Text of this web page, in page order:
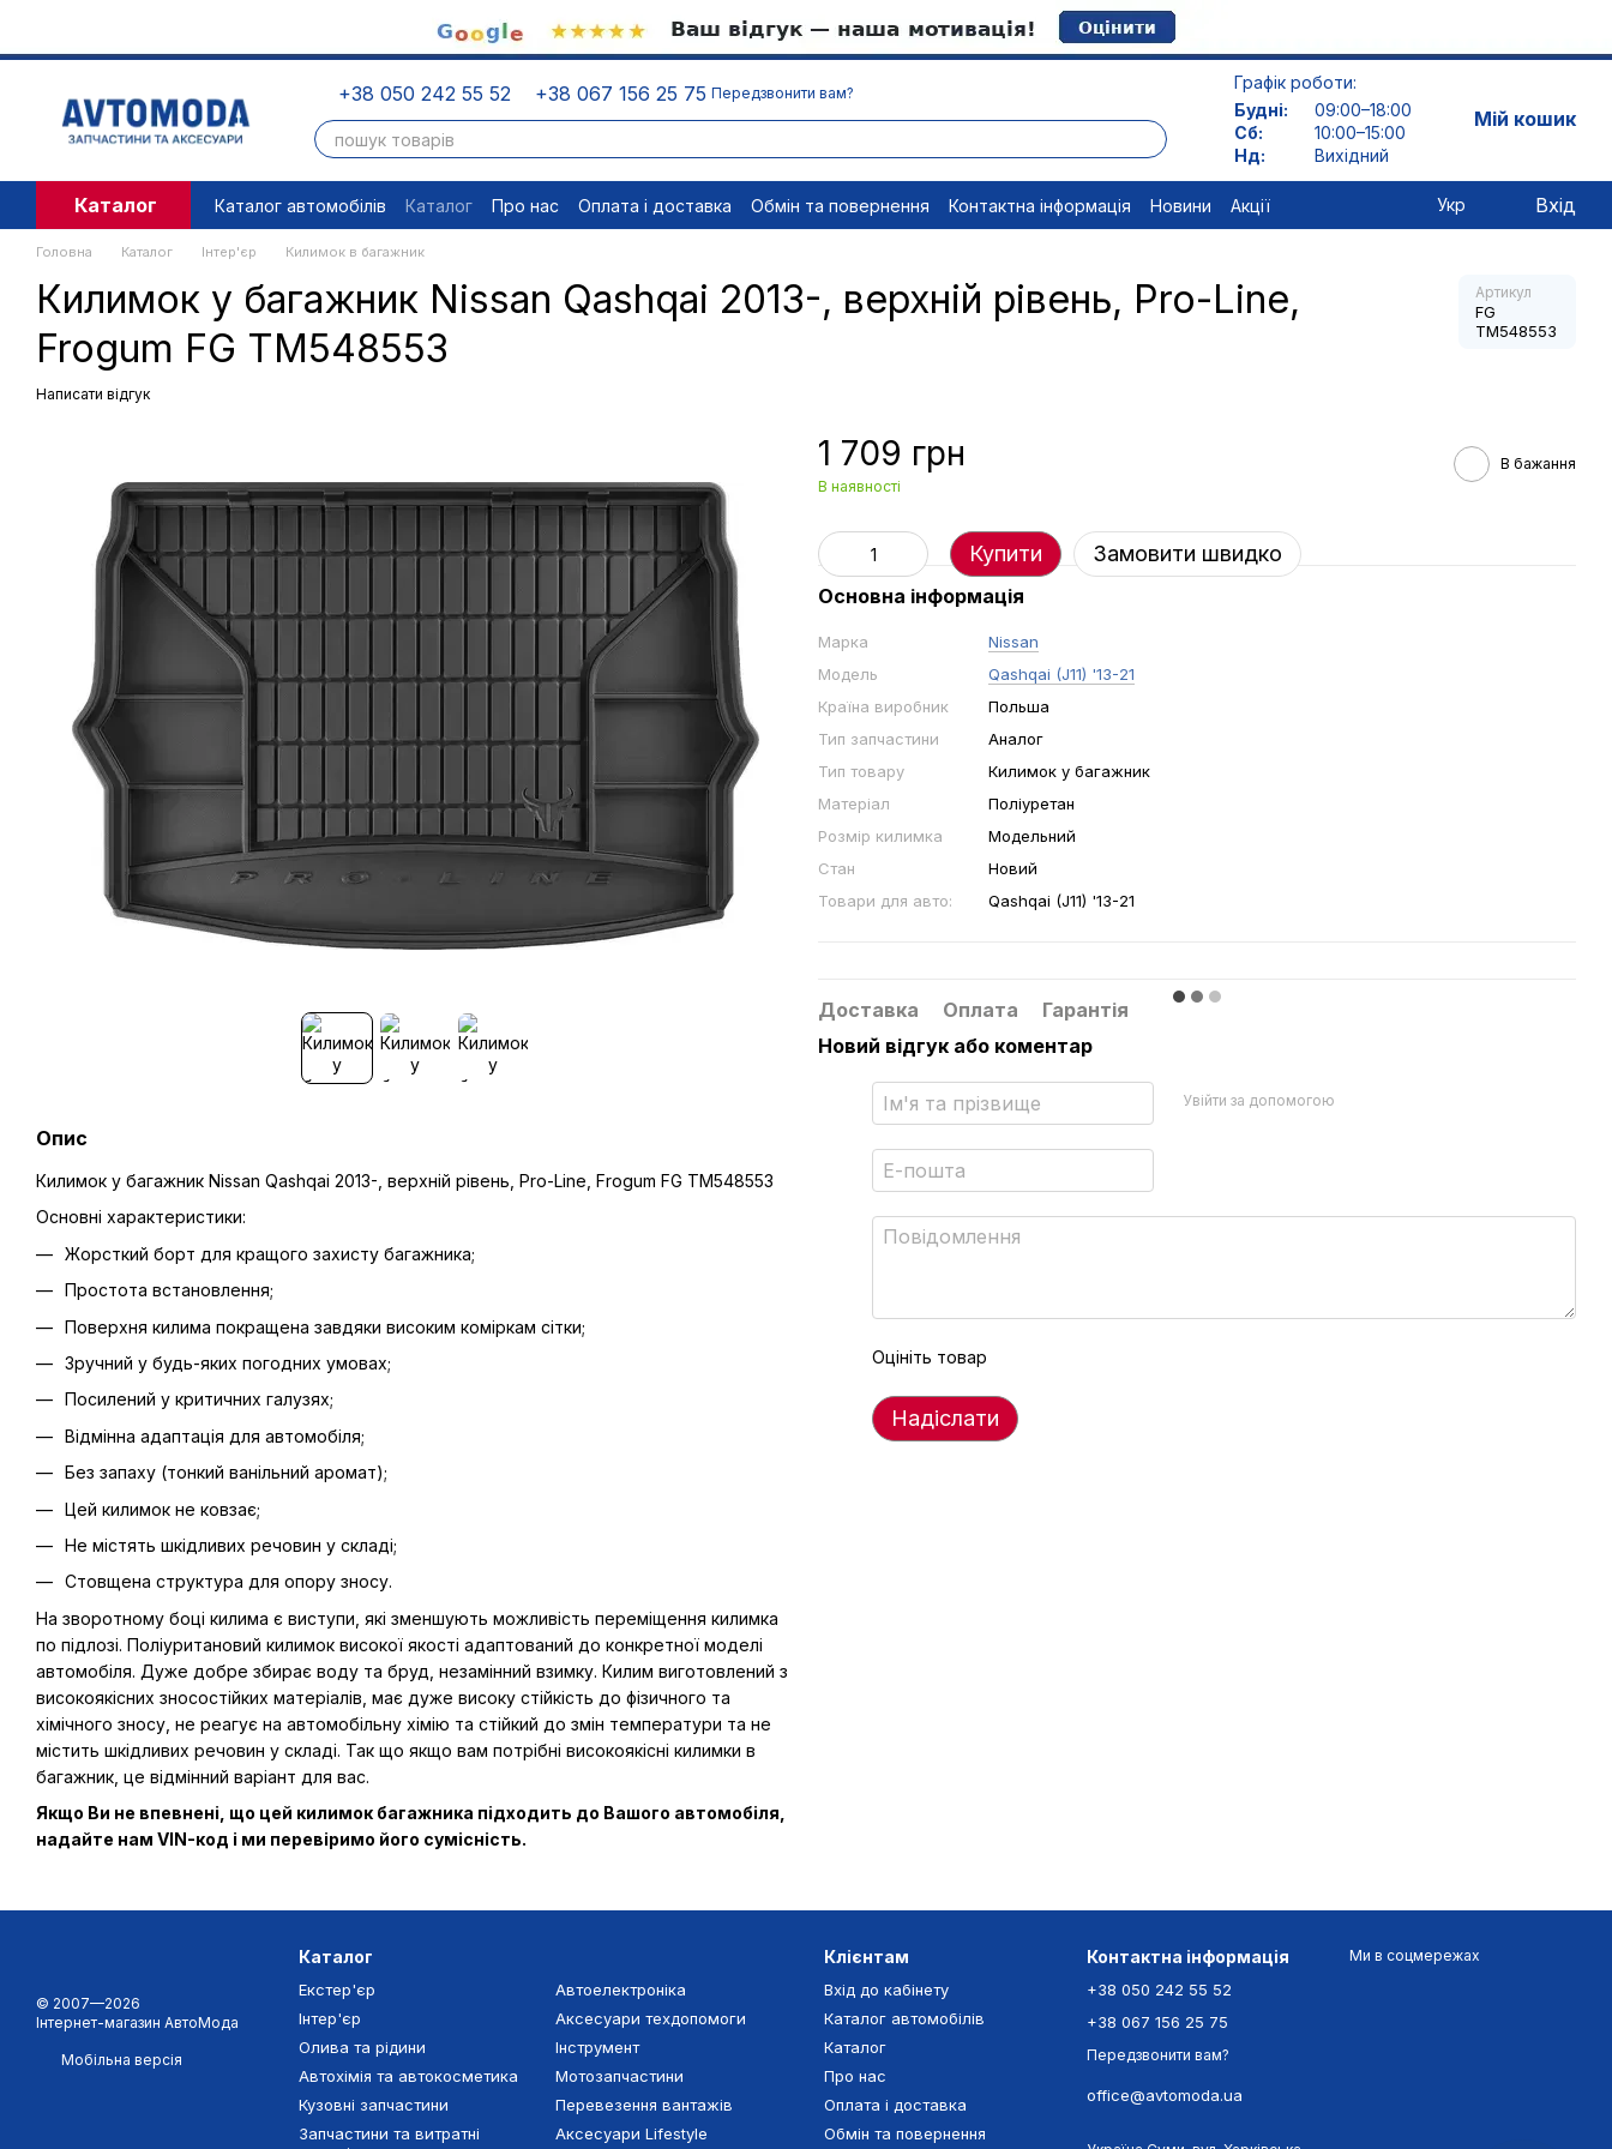
+38 050 242 55 52 +38 067 156 25 75 Передзвонити вам?
Графік роботи:
Будні:
09:00–18:00
Сб:
10:00–15:00
Нд:
Вихідний
Мій кошик
Каталог Каталог автомобілів Каталог Про нас Оплата і доставка Обмін та повернення Контактна інформація Новини
Акції
Угода користувача
Правові документи Відписатися
Укр Вхід
Головна Каталог Інтер'єр Килимок в багажник
Килимок у багажник Nissan Qashqai 2013-, верхній рівень, Pro-Line,
Frogum FG TM548553
Артикул
FG
TM548553
Написати відгук
Опис
Килимок у багажник Nissan Qashqai 2013-, верхній рівень, Pro-Line, Frogum FG TM548553
Основні характеристики:
Жорсткий борт для кращого захисту багажника;
Простота встановлення;
Поверхня килима покращена завдяки високим коміркам сітки;
Зручний у будь-яких погодних умовах;
Посилений у критичних галузях;
Відмінна адаптація для автомобіля;
Без запаху (тонкий ванільний аромат);
Цей килимок не ковзає;
Не містять шкідливих речовин у складі;
Стовщена структура для опору зносу.
На зворотному боці килима є виступи, які зменшують можливість переміщення килимка
по підлозі. Поліуритановий килимок високої якості адаптований до конкретної моделі
автомобіля. Дуже добре збирає воду та бруд, незамінний взимку. Килим виготовлений з
високоякісних зносостійких матеріалів, має дуже високу стійкість до фізичного та
хімічного зносу, не реагує на автомобільну хімію та стійкий до змін температури та не
містить шкідливих речовин у складі. Так що якщо вам потрібні високоякісні килимки в
багажник, це відмінний варіант для вас.
Якщо Ви не впевнені, що цей килимок багажника підходить до Вашого автомобіля,
надайте нам VIN-код і ми перевіримо його сумісність.
1 709 грн
В наявності
В бажання
Купити Замовити швидко
Основна інформація
Марка
Nissan
Модель
Qashqai (J11) '13-21
Країна виробник
Польша
Тип запчастини
Аналог
Тип товару
Килимок у багажник
Матеріал
Поліуретан
Розмір килимка
Модельний
Стан
Новий
Товари для авто:
Qashqai (J11) '13-21
Доставка Оплата
Гарантія
Новий відгук або коментар
Увійти за допомогою
Оцініть товар
Надіслати
© 2007—2026
Інтернет-магазин АвтоМода
Мобільна версія
Каталог
Екстер'єр
Інтер'єр
Олива та рідини
Автохімія та автокосметика
Кузовні запчастини
Запчастини та витратні
Автоелектроніка
Аксесуари техдопомоги
Інструмент
Мотозапчастини
Перевезення вантажів
Аксесуари Lifestyle
Клієнтам
Вхід до кабінету
Каталог автомобілів
Каталог
Про нас
Оплата і доставка
Обмін та повернення
Контактна інформація
+38 050 242 55 52
+38 067 156 25 75
Передзвонити вам?
office@avtomoda.ua
Ми в соцмережах